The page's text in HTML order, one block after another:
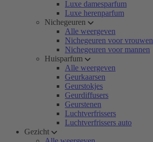
Luxe damesparfum
Luxe herenparfum
Nichegeuren
Alle weergeven
Nichegeuren voor vrouwen
Nichegeuren voor mannen
Huisparfum
Alle weergeven
Geurkaarsen
Geurstokjes
Geurdiffusers
Geurstenen
Luchtverfrissers
Luchtverfrissers auto
Gezicht